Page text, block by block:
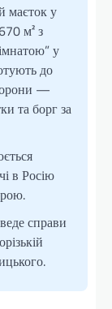
маєток у
м² з
у
до
—
та борг за
в Росію
справи